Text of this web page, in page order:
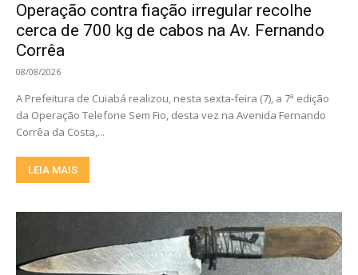
Operação contra fiação irregular recolhe
cerca de 700 kg de cabos na Av. Fernando
Corrêa
08/08/2026
A Prefeitura de Cuiabá realizou, nesta sexta-feira (7), a 7ª edição
da Operação Telefone Sem Fio, desta vez na Avenida Fernando
Corrêa da Costa,...
LEIA MAIS